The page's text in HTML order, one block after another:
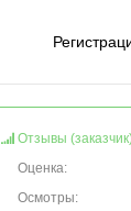
Отзывы
Оценка:
Осмотры: